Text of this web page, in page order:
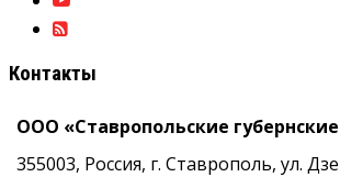
Контакты
ООО «Ставропольские
355003, Россия, г. Ставрополь, ул.